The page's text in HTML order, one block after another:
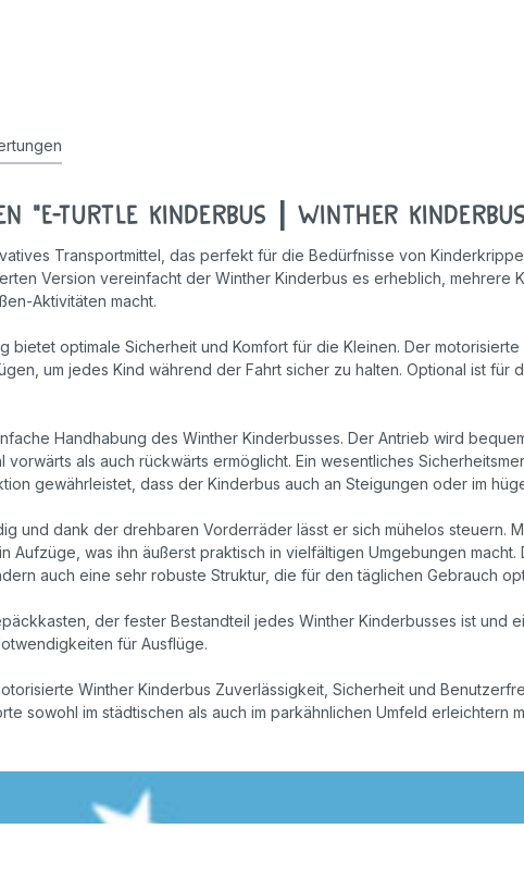
"E-Turtle Kinderbus | Winther
Transportmittel, das perfekt für die Bedürfnisse von
Version vereinfacht der Winther Kinderbus es erheblich,
Aktivitäten macht.
bietet optimale Sicherheit und Komfort für die Kleinen. Der
um jedes Kind während der Fahrt sicher zu halten. Optional ist für
Handhabung des Winther Kinderbusses. Der Antrieb wird
als auch rückwärts ermöglicht. Ein wesentliches
gewährleistet, dass der Kinderbus auch an Steigungen oder im
und dank der drehbaren Vorderräder lässt er sich mühelos steuern.
Aufzüge, was ihn äußerst praktisch in vielfältigen Umgebungen
auch eine sehr robuste Struktur, die für den täglichen Gebrauch
der fester Bestandteil jedes Winther Kinderbusses ist und
für Ausflüge.
Winther Kinderbus Zuverlässigkeit, Sicherheit und
sowohl im städtischen als auch im parkähnlichen Umfeld erleichtern